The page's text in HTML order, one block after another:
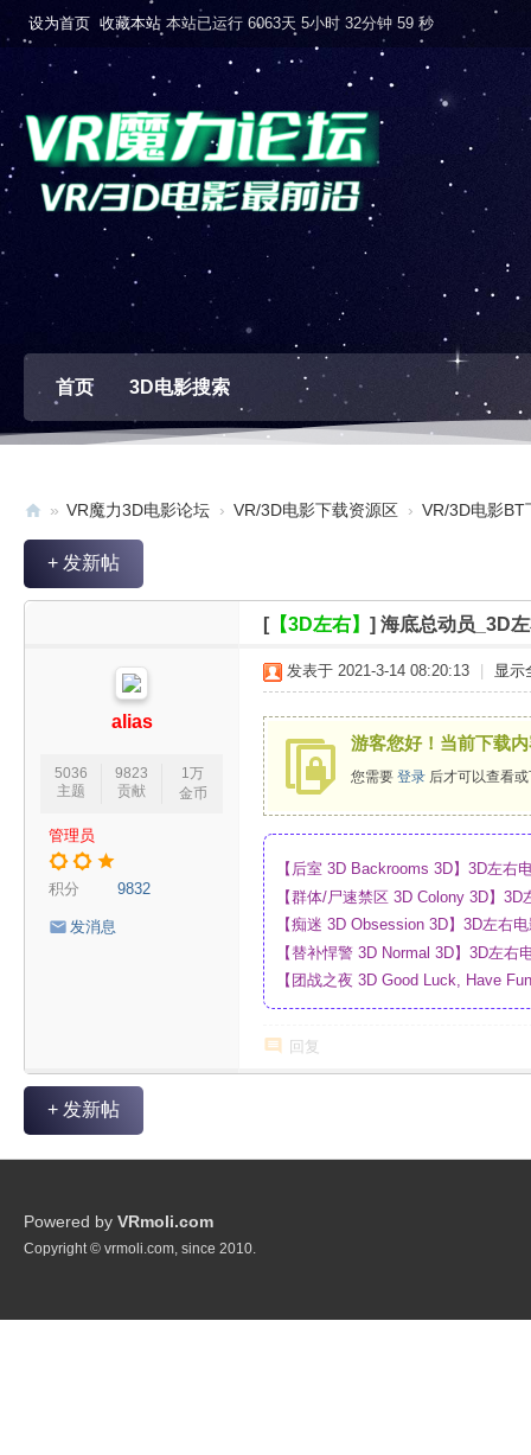
设为首页 收藏本站 本站已运行 6063天 5小时 33分钟 0 秒
首页 3D电影搜索
V
» VR魔力3D电影论坛 › VR/3D电影下载资源区 › VR/3D电影BT
+ 发新帖
[【3D左右】 ] 海底总动员_3D
alias
5036
主题
9823
贡献
1万
金币
管理员
积分 9832
发消息
发表于 2021-3-14 08:20:13 显示
游客您好！当前下载
您需要 登录 后才可以查看
【后室 3D Backrooms 3D】3D左右
【群体/尸速禁区 3D Colony 3D】
_网盘
【痴迷 3D Obsession 3D】3D左右
【替补悍警 3D Normal 3D】3D左
【团战之夜 3D Good Luck, Have
回复
+ 发新帖
Powered by VRmoli.com
Copyright © vrmoli.com, since 2010.